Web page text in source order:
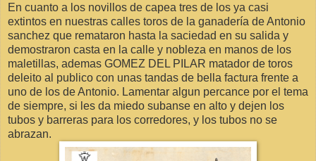
En cuanto a los novillos de capea tres de los ya casi
extintos en nuestras calles toros de la ganadería de Antonio
sanchez que remataron hasta la saciedad en su salida y
demostraron casta en la calle y nobleza en manos de los
maletillas, ademas GOMEZ DEL PILAR matador de toros
deleito al publico con unas tandas de bella factura frente a
uno de los de Antonio. Lamentar algun percance por el tema
de siempre, si les da miedo subanse en alto y dejen los
tubos y barreras para los corredores, y los tubos no se
abrazan.